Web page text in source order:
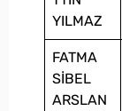
YILMAZ
FATMA
SİBEL
ARSLAN